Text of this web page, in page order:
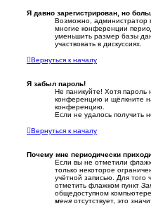
Я давно зарегистрирован, но
Возможно, администратор
многие конференции
уменьшить размер базы
участвовать в дискуссиях.
Вернуться к началу
Я забыл пароль!
Не паникуйте! Хотя пароль
конференцию и щёлкните
конференцию.
Если не удалось получить
Вернуться к началу
Почему мне периодически
Если вы не отметили
только некоторое
учётной записью. Для того
отметить флажком пункт
общедоступном
меня отсутствует, это